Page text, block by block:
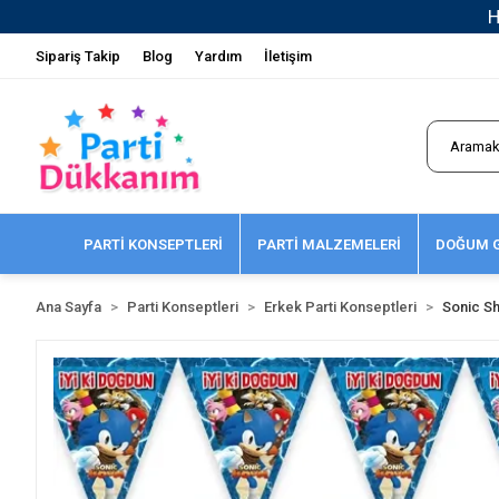
Sipariş Takip Blog Yardım İletişim
PARTİ KONSEPTLERİ PARTİ MALZEMELERİ DOĞUM
Ana Sayfa Parti Konseptleri Erkek Parti Konseptleri Sonic